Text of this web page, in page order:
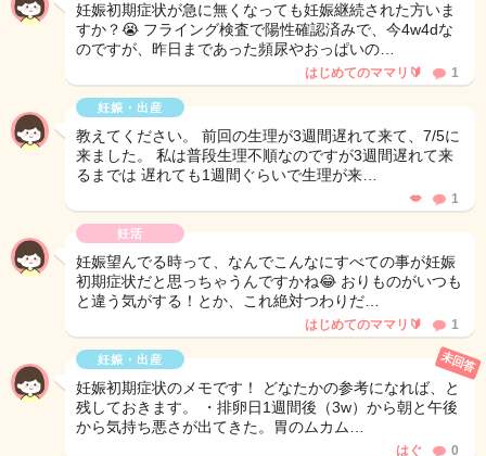
妊娠初期症状が急に無くなっても妊娠継続された方いま
すか？😭 フライング検査で陽性確認済みで、今4w4dな
のですが、昨日まであった頻尿やおっぱいの…
はじめてのママリ🔰 1
妊娠・出産
教えてください。 前回の生理が3週間遅れて来て、7/5に
来ました。 私は普段生理不順なのですが3週間遅れて来
るまでは 遅れても1週間ぐらいで生理が来…
💋 1
妊活
妊娠望んでる時って、なんでこんなにすべての事が妊娠
初期症状だと思っちゃうんですかね😂 おりものがいつも
と違う気がする！とか、これ絶対つわりだ…
はじめてのママリ🔰 1
妊娠・出産
妊娠初期症状のメモです！ どなたかの参考になれば、と
残しておきます。 ・排卵日1週間後（3w）から朝と午後
から気持ち悪さが出てきた。胃のムカム…
未回答
はぐ 0